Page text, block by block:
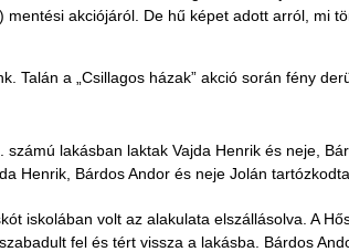
akciójáról. De hű képet adott arról, mi
Talán a „Csillagos házak” akció során fény
lakásban laktak Vajda Henrik és neje,
Henrik, Bárdos Andor és neje Jolán
iskolában volt az alakulata elszállásolva. A
fel és tért vissza a lakásba. Bárdos